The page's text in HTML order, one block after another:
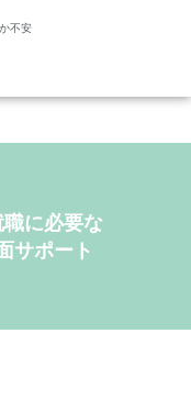
不安
に必要な
サポート